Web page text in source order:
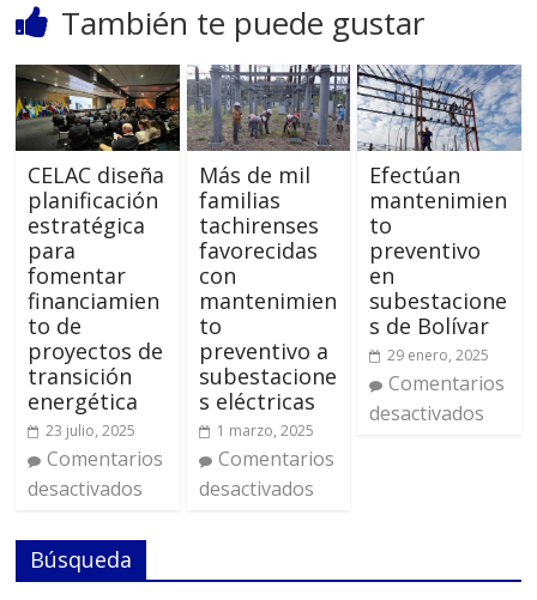
También te puede gustar
CELAC diseña
planificación
estratégica
para
fomentar
financiamien
to de
proyectos de
transición
energética
23 julio, 2025
Comentarios
desactivados
Más de mil
familias
tachirenses
favorecidas
con
mantenimien
to
preventivo a
subestacione
s eléctricas
1 marzo, 2025
Comentarios
desactivados
Efectúan
mantenimien
to
preventivo
en
subestacione
s de Bolívar
29 enero, 2025
Comentarios
desactivados
Búsqueda